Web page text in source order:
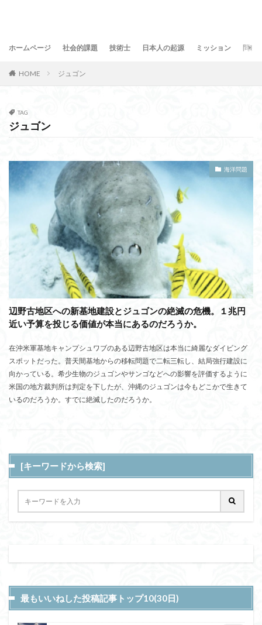
ホームページ 社会的課題 技術士 日本人の起源 ミッション 問合
HOME ジュゴン
TAG
ジュゴン
海洋問題
辺野古地区への新基地建設とジュゴンの絶滅の危機。１兆円
近い予算を投じる価値が本当にあるのだろうか。
在沖米軍基地キャンプシュワブのある辺野古地区は本当に綺麗なダイビング
スポットだった。普天間基地からの移転問題で二転三転し、結局強行建設に
向かっている。希少生物のジュゴンやサンゴなどへの影響を評価するように
米国の地方裁判所は判定を下したが、沖縄のジュゴンは今もどこかで生きて
いるのだろうか。すでに絶滅したのだろうか。
[キーワードから検索]
最もいいねした投稿記事トップ10(30日)